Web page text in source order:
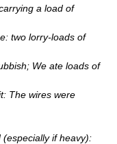
a load of
two lorry-loads of
We ate loads of
The wires were
if heavy):